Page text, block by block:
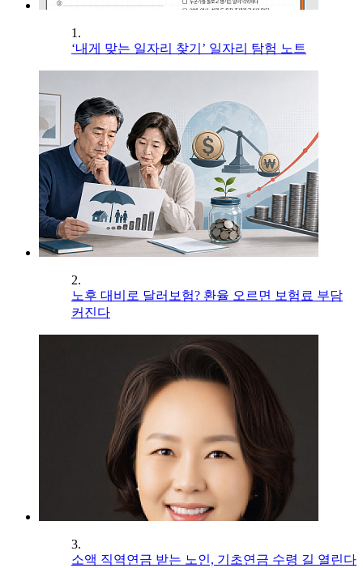
1.
‘내게 맞는 일자리 찾기’ 일자리 탐험 노트
2.
노후 대비로 달러보험? 환율 오르면 보험료 부담
커진다
3.
소액 직역연금 받는 노인, 기초연금 수령 길 열린다